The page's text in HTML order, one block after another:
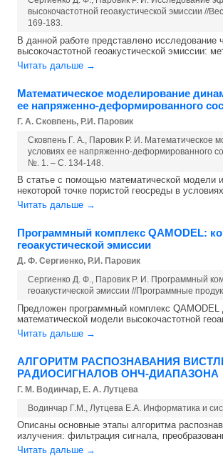
высокочастотной геоакустической эмиссии //
169-183.
В данной работе представлено
высокочастотной геоакустической эмиссии:
Читать дальше →
Математическое моделирование
ее напряженно-деформированного
Г. А. Сковпень, Р.И. Паровик
Сковпень Г. А., Паровик Р. И. Математическое
условиях ее напряженно-деформированного
№. 1. – С. 134-148.
В статье с помощью математической модели
некоторой точке пористой геосреды в
Читать дальше →
Программный комплекс QAMODEL:
геоакустической эмиссии
Д. Ф. Сергиенко, Р.И. Паровик
Сергиенко Д. Ф., Паровик Р. И. Программный
геоакустической эмиссии //Программные
Предложен программный комплекс QAMODEL
математической модели высокочастотной
Читать дальше →
АЛГОРИТМ РАСПОЗНАВАНИЯ
РАДИОСИГНАЛОВ ОНЧ-ДИАПАЗОНА
Г. М. Водинчар, Е. А. Лутцева
Водинчар Г.М., Лутцева Е.А. Информатика и
Описаны основные этапы алгоритма
излучения: фильтрация сигнала,
Читать дальше →